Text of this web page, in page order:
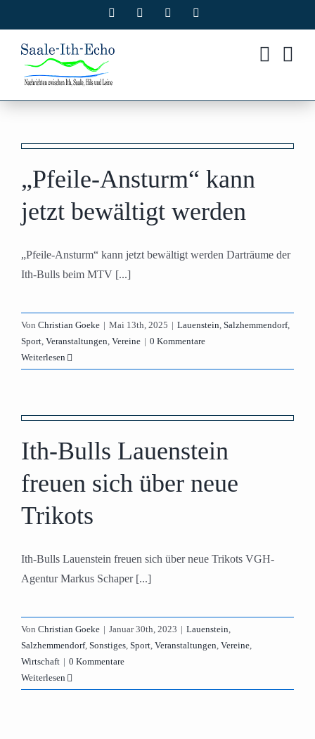
Inhalt
springen
Facebook Instagram
„Pfeile-Ansturm“ kann
jetzt bewältigt werden
„Pfeile-Ansturm“ kann jetzt bewältigt werden Darträume der
Ith-Bulls beim MTV [...]
Von Christian Goeke | Mai 13th, 2025 | Lauenstein, Salzhemmendorf,
Sport, Veranstaltungen, Vereine | 0 Kommentare
Weiterlesen
Ith-Bulls Lauenstein
freuen sich über neue
Trikots
Ith-Bulls Lauenstein freuen sich über neue Trikots VGH-
Agentur Markus Schaper [...]
Von Christian Goeke | Januar 30th, 2023 | Lauenstein,
Salzhemmendorf, Sonstiges, Sport, Veranstaltungen, Vereine,
Wirtschaft | 0 Kommentare
Weiterlesen